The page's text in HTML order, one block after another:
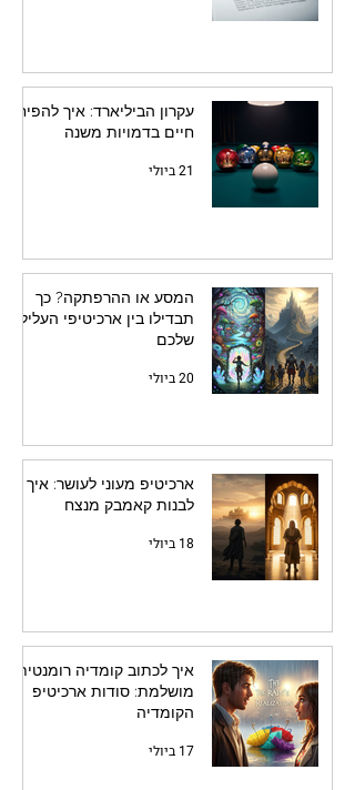
עקרון הביליארד: איך להפיח
חיים בדמויות משנה
21 ביולי
המסע או ההרפתקה? כך
תבדילו בין ארכיטיפי העלילה
שלכם
20 ביולי
ארכיטיפ מעוני לעושר: איך
לבנות קאמבק מנצח
18 ביולי
איך לכתוב קומדיה רומנטית
מושלמת: סודות ארכיטיפ
הקומדיה
17 ביולי